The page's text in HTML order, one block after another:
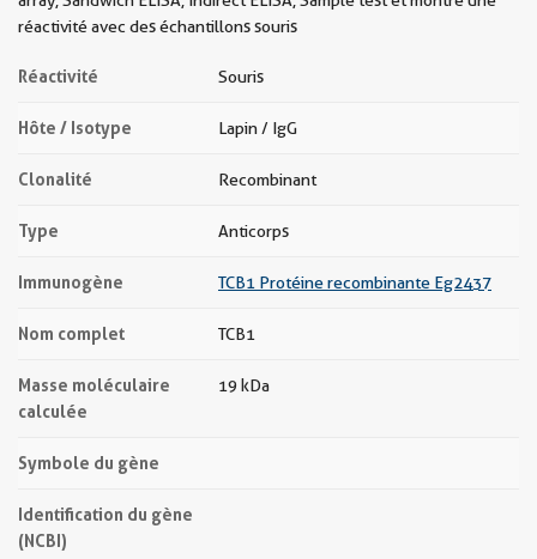
réactivité avec des échantillons souris
Réactivité Souris
Hôte / Isotype Lapin / IgG
Clonalité Recombinant
Type Anticorps
Immunogène TCB1 Protéine recombinante Eg2437
Nom complet TCB1
Masse moléculaire
calculée
19 kDa
Symbole du gène
Identification du gène
(NCBI)